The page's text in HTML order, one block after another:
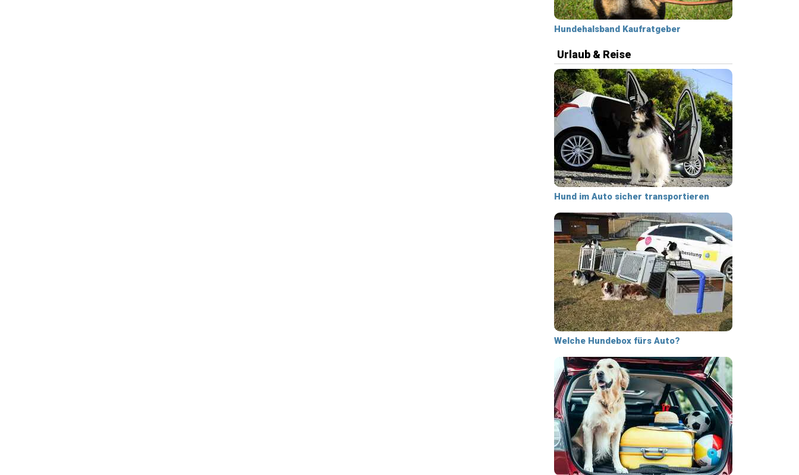
Hundehalsband Kaufratgeber
Urlaub & Reise
Hund im Auto sicher transportieren
Welche Hundebox fürs Auto?